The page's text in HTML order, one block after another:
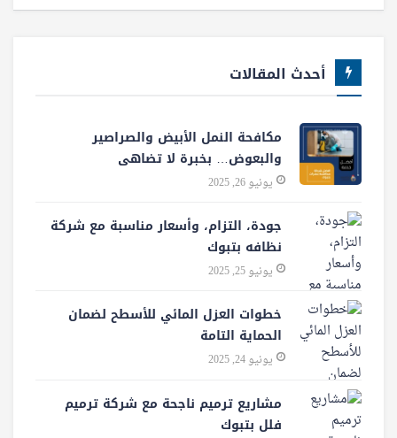
أحدث المقالات
مكافحة النمل الأبيض والصراصير
والبعوض… بخبرة لا تضاهى
يونيو 26, 2025
جودة، التزام، وأسعار مناسبة مع شركة
نظافه بتبوك
يونيو 25, 2025
خطوات العزل المائي للأسطح لضمان
الحماية التامة
يونيو 24, 2025
مشاريع ترميم ناجحة مع شركة ترميم
فلل بتبوك